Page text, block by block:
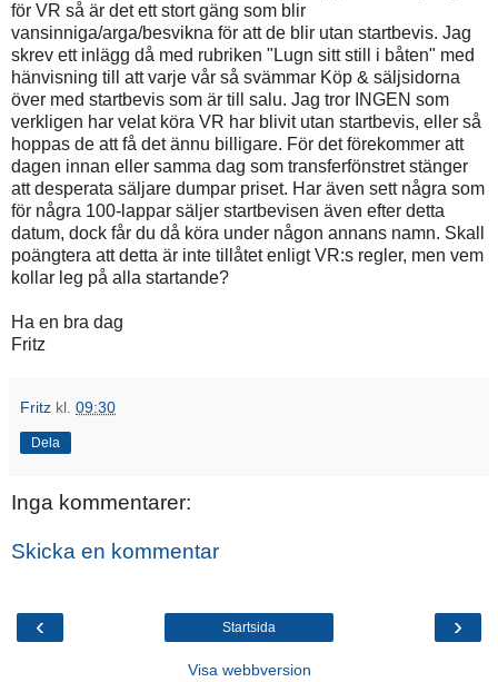
för VR så är det ett stort gäng som blir
vansinniga/arga/besvikna för att de blir utan startbevis. Jag
skrev ett inlägg då med rubriken "Lugn sitt still i båten" med
hänvisning till att varje vår så svämmar Köp & säljsidorna
över med startbevis som är till salu. Jag tror INGEN som
verkligen har velat köra VR har blivit utan startbevis, eller så
hoppas de att få det ännu billigare. För det förekommer att
dagen innan eller samma dag som transferfönstret stänger
att desperata säljare dumpar priset. Har även sett några som
för några 100-lappar säljer startbevisen även efter detta
datum, dock får du då köra under någon annans namn. Skall
poängtera att detta är inte tillåtet enligt VR:s regler, men vem
kollar leg på alla startande?
Ha en bra dag
Fritz
Fritz kl. 09:30
Dela
Inga kommentarer:
Skicka en kommentar
‹ ›
Startsida
Visa webbversion